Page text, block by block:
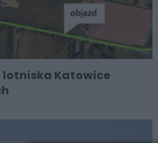
Katowice